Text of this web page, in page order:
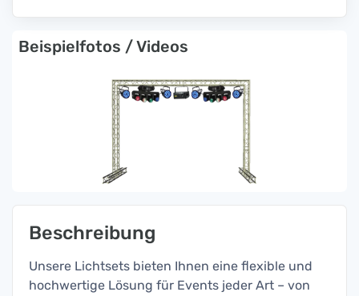
Beispielfotos / Videos
Beschreibung
Unsere Lichtsets bieten Ihnen eine flexible und
hochwertige Lösung für Events jeder Art – von